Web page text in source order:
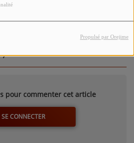
Propulsé par Orejime
en version podcast.
pour commenter cet article
SE CONNECTER